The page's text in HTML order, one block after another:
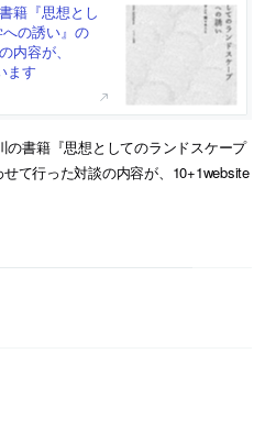
籍『思想とし
の誘い』の
内容が、
ます
の書籍『思想としてのランドスケープ
て行った対談の内容が、10+1website